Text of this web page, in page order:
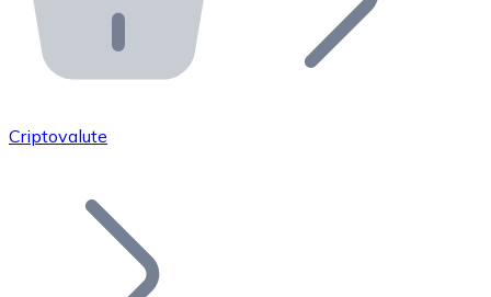
API Bitnovo
Integra la nostra API nel tuo ecosistema.
Unisciti alla nostra rete di rivenditori e
Aggiungi il token del tuo progetto al nostro servizio di
Criptovalute